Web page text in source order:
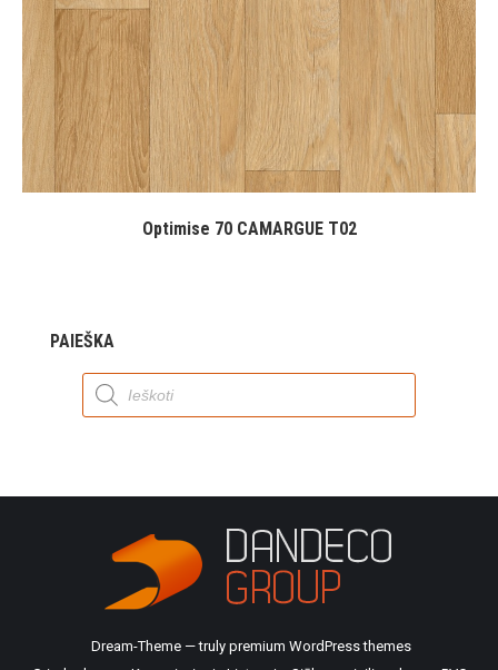
Optimise 70 CAMARGUE T02
PAIEŠKA
Products
search
Dream-Theme — truly premium WordPress themes